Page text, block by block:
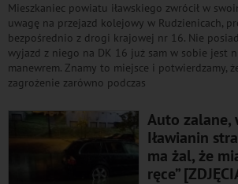
Mieszkaniec powiatu iławskiego zwrócił w
uwagę na przejazd kolejowy w Rudzienicach,
bezpośrednio z drogi krajowej nr 16. Nie
wyjazd z niego na DK 16 już sam w sobie jest
manewrem. Znamy to miejsce i potwierdzamy,
zagrożenie zarówno podczas
Auto zalane,
Iławianin
ma żal, że
ręce”